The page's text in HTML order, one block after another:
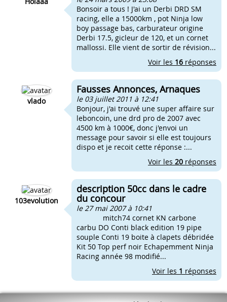
Bonsoir a tous ! J'ai un Derbi DRD SM
racing, elle a 15000km , pot Ninja low
boy passage bas, carburateur origine
Derbi 17.5, gicleur de 120, et un cornet
mallossi. Elle vient de sortir de révision...
Voir les 16 réponses
vlado
Fausses Annonces, Arnaques
le 03 juillet 2011 à 12:41
Bonjour, j'ai trouvé une super affaire sur
leboncoin, une drd pro de 2007 avec
4500 km à 1000€, donc j'envoi un
message pour savoir si elle est toujours
dispo et je recoit cette réponse :...
Voir les 20 réponses
103evolution
description 50cc dans le cadre
du concour
le 27 mai 2007 à 10:41
mitch74 cornet KN carbone
carbu DO Conti black edition 19 pipe
souple Conti 19 boite à clapets débridée
Kit 50 Top perf noir Echapemment Ninja
Racing année 98 modifié...
Voir les 1 réponses